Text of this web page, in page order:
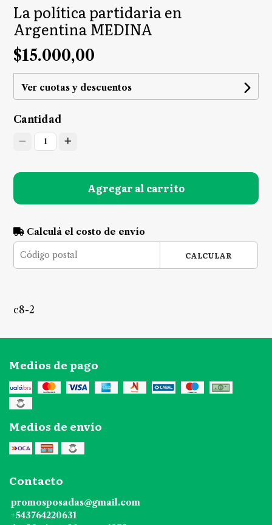
La política partidaria en
Argentina MEDINA
$15.000,00
Ver cuotas y descuentos
Cantidad
1
Agregar al carrito
Calculá el costo de envío
CALCULAR
c8-2
Medios de pago
Medios de envío
Contacto
promosposadas@gmail.com
+543764220631